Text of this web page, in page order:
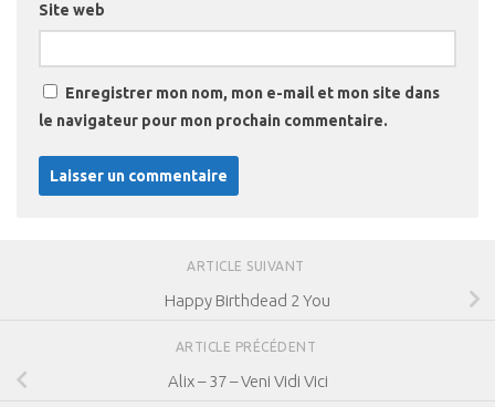
Site web
Enregistrer mon nom, mon e-mail et mon site dans
le navigateur pour mon prochain commentaire.
ARTICLE SUIVANT
Happy Birthdead 2 You
ARTICLE PRÉCÉDENT
Alix – 37 – Veni Vidi Vici